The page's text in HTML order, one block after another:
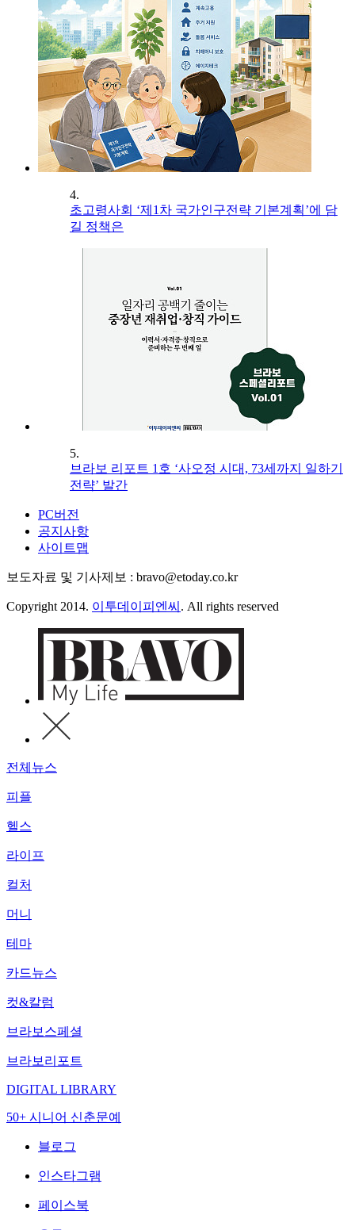
4.
초고령사회 ‘제1차 국가인구전략 기본계획’에 담
길 정책은
5.
브라보 리포트 1호 ‘사오정 시대, 73세까지 일하기
전략’ 발간
PC버전
공지사항
사이트맵
보도자료 및 기사제보 : bravo@etoday.co.kr
Copyright 2014. 이투데이피엔씨 . All rights reserved
전체뉴스
피플
헬스
라이프
컬처
머니
테마
카드뉴스
컷&칼럼
브라보스페셜
브라보리포트
DIGITAL LIBRARY
50+ 시니어 신춘문예
블로그
인스타그램
페이스북